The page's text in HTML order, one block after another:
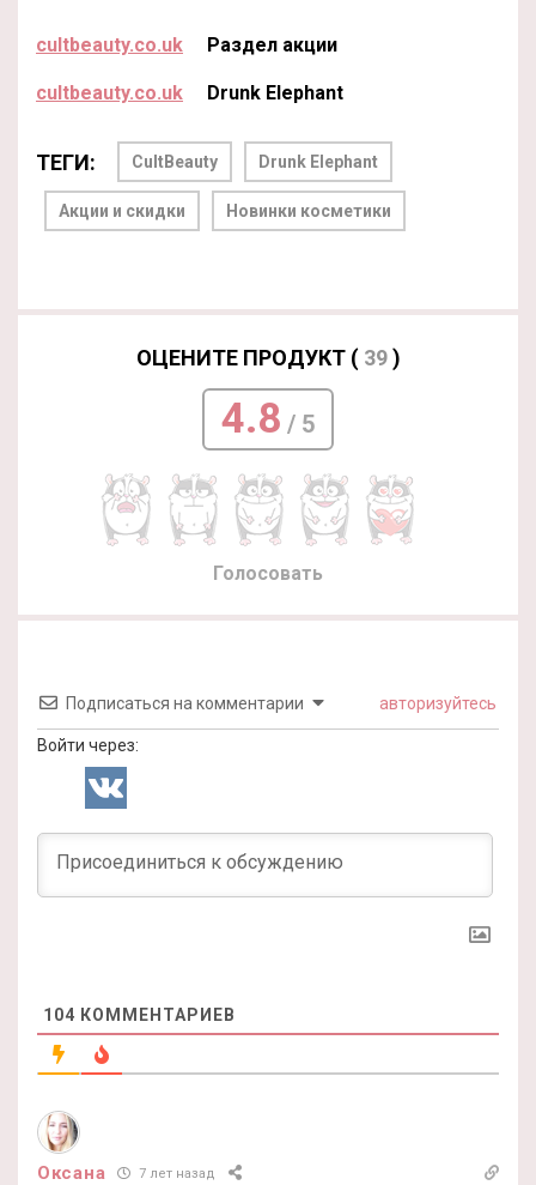
cultbeauty.co.uk Раздел акции
cultbeauty.co.uk Drunk Elephant
ТЕГИ: CultBeauty Drunk Elephant
Акции и скидки Новинки косметики
ОЦЕНИТЕ ПРОДУКТ ( 39)
4.8 / 5
Голосовать
Подписаться на комментарии авторизуйтесь
Войти через:
104 КОММЕНТАРИЕВ
Оксана 7 лет назад